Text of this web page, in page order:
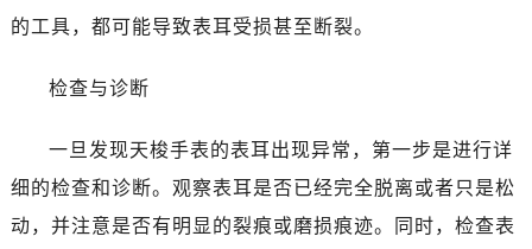
的工具，都可能导致表耳受损甚至断裂。
检查与诊断
一旦发现天梭手表的表耳出现异常，第一步是进行详
细的检查和诊断。观察表耳是否已经完全脱离或者只是松
动，并注意是否有明显的裂痕或磨损痕迹。同时，检查表